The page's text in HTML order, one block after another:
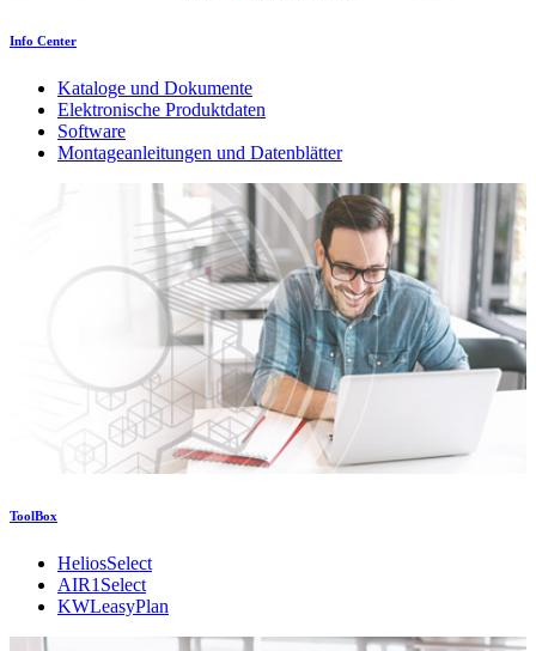
Info Center
Kataloge und Dokumente
Elektronische Produktdaten
Software
Montageanleitungen und Datenblätter
ToolBox
HeliosSelect
AIR1Select
KWLeasyPlan